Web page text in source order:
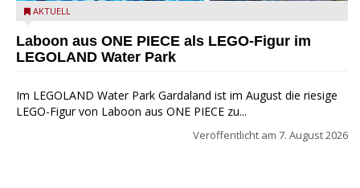
Laboon aus ONE PIECE als LEGO-Figur im LEGOLAND Water
AKTUELL
Laboon aus ONE PIECE als LEGO-Figur im
LEGOLAND Water Park
Im LEGOLAND Water Park Gardaland ist im August die riesige
LEGO-Figur von Laboon aus ONE PIECE zu...
Veröffentlicht am 7. August 2026